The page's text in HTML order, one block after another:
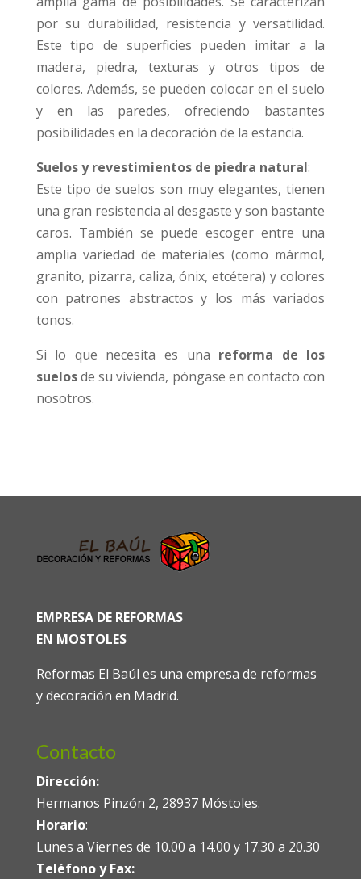
por su durabilidad, resistencia y versatilidad.
Este tipo de superficies pueden imitar a la
madera, piedra, texturas y otros tipos de
colores. Además, se pueden colocar en el suelo
y en las paredes, ofreciendo bastantes
posibilidades en la decoración de la estancia.
Suelos y revestimientos de piedra natural:
Este tipo de suelos son muy elegantes, tienen
una gran resistencia al desgaste y son bastante
caros. También se puede escoger entre una
amplia variedad de materiales (como mármol,
granito, pizarra, caliza, ónix, etcétera) y colores
con patrones abstractos y los más variados
tonos.
Si lo que necesita es una reforma de los
suelosde su vivienda, póngase en contacto con
nosotros.
EMPRESA DE REFORMAS
EN MOSTOLES
Reformas El Baúl es una empresa de reformas
y decoración en Madrid.
Contacto
Dirección:
Hermanos Pinzón 2, 28937 Móstoles.
Horario:
Lunes a Viernes de 10.00 a 14.00 y 17.30 a 20.30
Teléfono y Fax: